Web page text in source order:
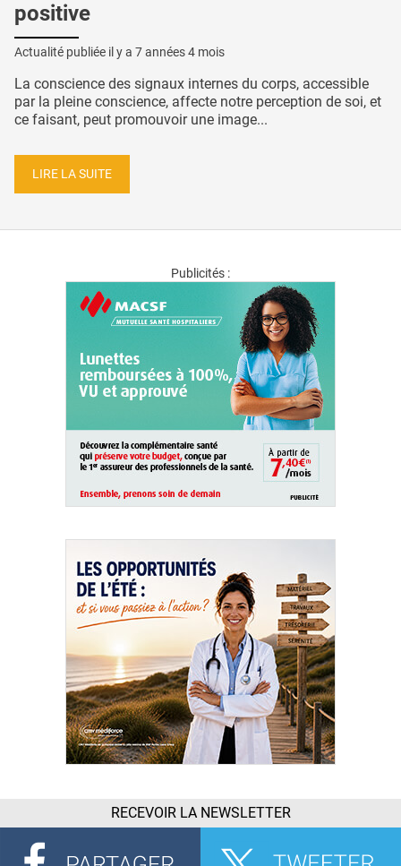
positive
Actualité publiée il y a 7 années 4 mois
La conscience des signaux internes du corps, accessible
par la pleine conscience, affecte notre perception de soi, et
ce faisant, peut promouvoir une image...
LIRE LA SUITE
Publicités :
RECEVOIR LA NEWSLETTER